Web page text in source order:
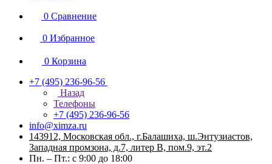
0 Сравнение
0 Избранное
0 Корзина
+7 (495) 236-96-56
Назад
Телефоны
+7 (495) 236-96-56
info@ximza.ru
143912, Московская обл., г.Балашиха, ш.Энтузиастов,
Западная промзона, д.7, литер В, пом.9, эт.2
Пн. – Пт.: с 9:00 до 18:00